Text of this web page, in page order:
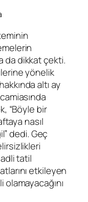
da dikkat çekti.
yönelik
altı ay
“Böyle bir
nasıl
dedi. Geç
adli tatil
etkileyen
olamayacağını